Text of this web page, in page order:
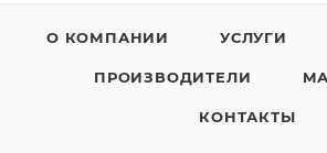
О КОМПАНИИ УСЛУГИ
ПРОИЗВОДИТЕЛИ
КОНТАКТЫ